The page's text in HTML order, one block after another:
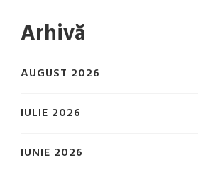
Arhivă
AUGUST 2026
IULIE 2026
IUNIE 2026